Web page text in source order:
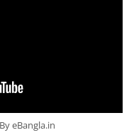
eBangla.in